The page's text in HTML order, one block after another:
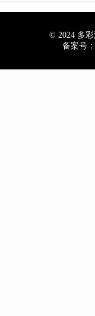
© 2024 多彩
备案号：